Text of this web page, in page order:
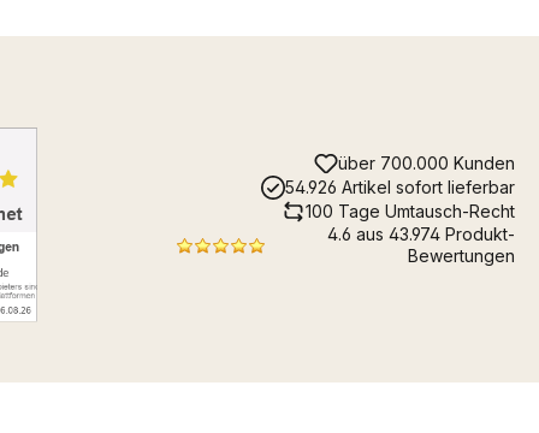
über 700.000 Kunden
54.926 Artikel sofort lieferbar
100 Tage Umtausch-Recht
4.6 aus 43.974 Produkt-
Bewertungen